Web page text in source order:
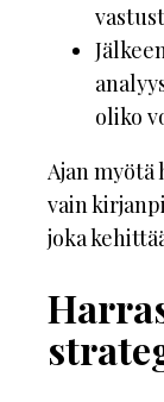
oliko
Ajan myötä
vain
joka